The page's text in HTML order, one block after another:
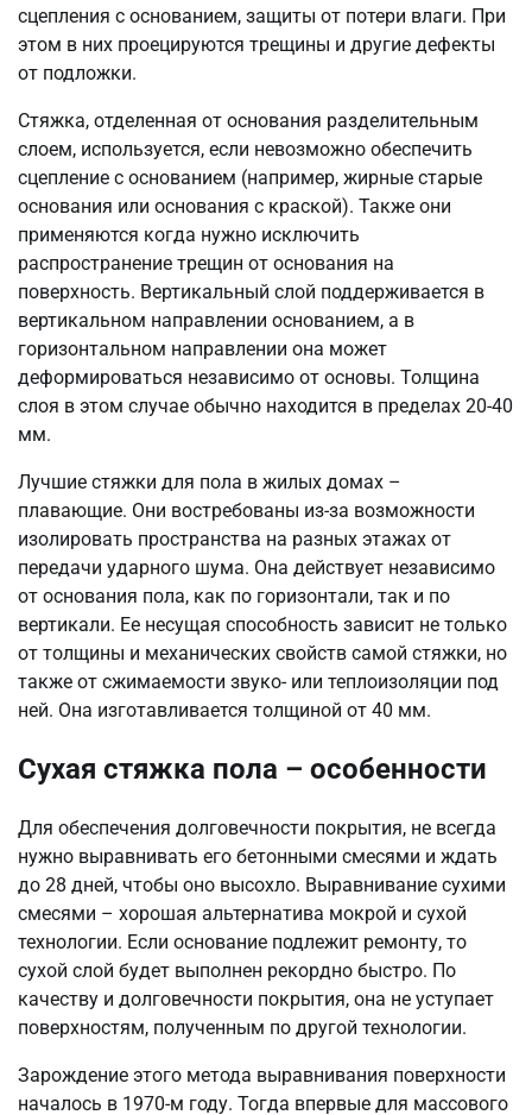
сцепления с основанием, защиты от потери влаги. При
этом в них проецируются трещины и другие дефекты
от подложки.
Стяжка, отделенная от основания разделительным
слоем, используется, если невозможно обеспечить
сцепление с основанием (например, жирные старые
основания или основания с краской). Также они
применяются когда нужно исключить
распространение трещин от основания на
поверхность. Вертикальный слой поддерживается в
вертикальном направлении основанием, а в
горизонтальном направлении она может
деформироваться независимо от основы. Толщина
слоя в этом случае обычно находится в пределах 20-40
мм.
Лучшие стяжки для пола в жилых домах –
плавающие. Они востребованы из-за возможности
изолировать пространства на разных этажах от
передачи ударного шума. Она действует независимо
от основания пола, как по горизонтали, так и по
вертикали. Ее несущая способность зависит не только
от толщины и механических свойств самой стяжки, но
также от сжимаемости звуко- или теплоизоляции под
ней. Она изготавливается толщиной от 40 мм.
Сухая стяжка пола – особенности
Для обеспечения долговечности покрытия, не всегда
нужно выравнивать его бетонными смесями и ждать
до 28 дней, чтобы оно высохло. Выравнивание сухими
смесями – хорошая альтернатива мокрой и сухой
технологии. Если основание подлежит ремонту, то
сухой слой будет выполнен рекордно быстро. По
качеству и долговечности покрытия, она не уступает
поверхностям, полученным по другой технологии.
Зарождение этого метода выравнивания поверхности
началось в 1970-м году. Тогда впервые для массового